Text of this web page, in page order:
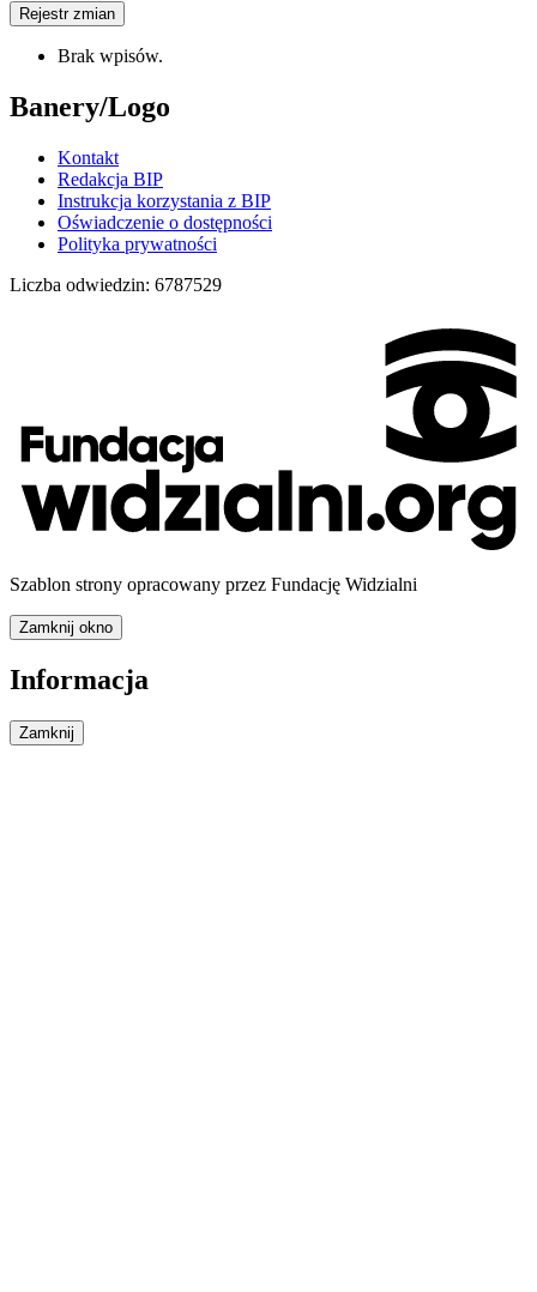
Rejestr zmian
Brak wpisów.
Banery/Logo
Kontakt
Redakcja BIP
Instrukcja korzystania z BIP
Oświadczenie o dostępności
Polityka prywatności
Liczba odwiedzin: 6787529
Szablon strony opracowany przez Fundację Widzialni
Zamknij okno
Informacja
Zamknij